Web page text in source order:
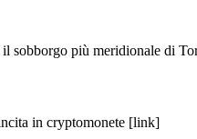
più meridionale di
in cryptomonete [link]